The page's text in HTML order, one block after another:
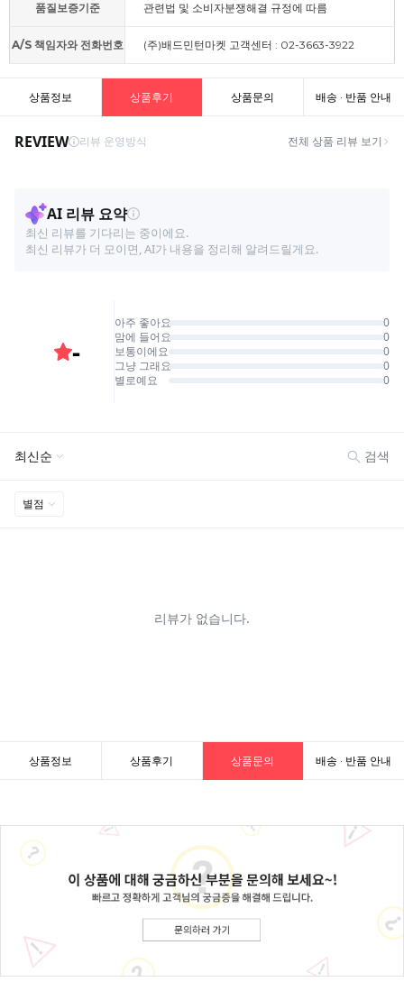
품질보증기준 관련법 및 소비자분쟁해결 규정에 따름
A/S 책임자와 전화번호 (주)배드민턴마켓 고객센터 : 02-3663-3922
상품정보 상품후기 상품문의 배송 · 반품 안내
상품정보 상품후기 상품문의 배송 · 반품 안내